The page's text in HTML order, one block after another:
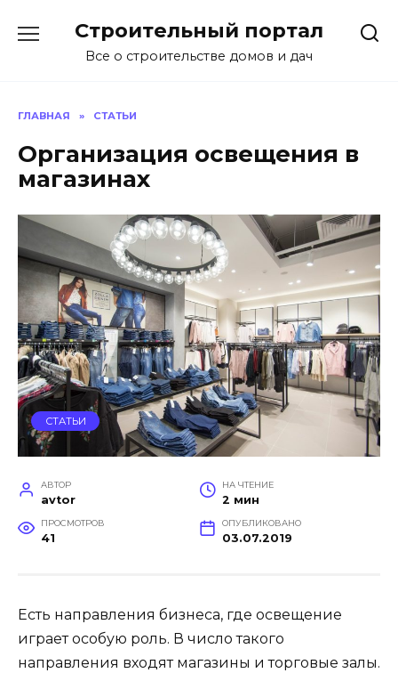
содержанию
Строительный портал
Все о строительстве домов и дач
ГЛАВНАЯ » СТАТЬИ
Организация освещения в
магазинах
СТАТЬИ
АВТОР
avtor
НА ЧТЕНИЕ
2 мин
ПРОСМОТРОВ
41
ОПУБЛИКОВАНО
03.07.2019
Есть направления бизнеса, где освещение
играет особую роль. В число такого
направления входят магазины и торговые залы.